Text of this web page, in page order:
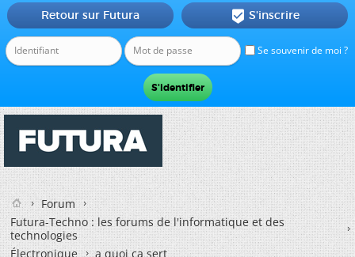
Se souvenir de moi ?
Retour sur Futura  S'inscrire
Forum
Futura-Techno : les forums de l'informatique et des
technologies
Électronique
a quoi ca sert